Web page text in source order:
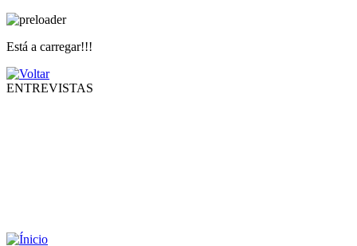
Está a carregar!!!
ENTREVISTAS